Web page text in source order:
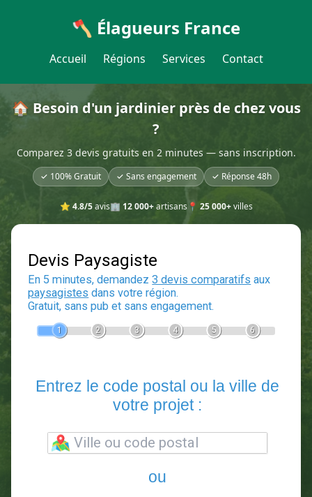
🪓 Élagueurs France
Accueil Régions Services Contact
🏠 Besoin d'un jardinier près de chez vous
?
Comparez 3 devis gratuits en 2 minutes — sans inscription.
✓ 100% Gratuit ✓ Sans engagement ✓ Réponse 48h
⭐ 4.8/5avis🏢 12 000+artisans📍 25 000+villes
Devis Paysagiste
En 5 minutes, demandez3 devis comparatifs
2 3
Entrez le code postal ou la